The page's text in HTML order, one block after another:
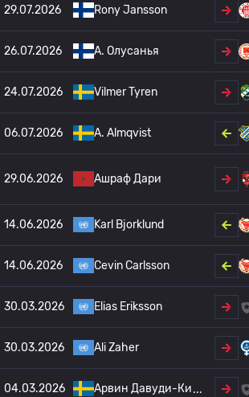
29.07.2026 Rony Jansson
26.07.2026 A. Олусанья
24.07.2026 Vilmer Tyren
06.07.2026 A. Almqvist
29.06.2026 Ашраф Дари
14.06.2026 Karl Bjorklund
14.06.2026 Cevin Carlsson
30.03.2026 Elias Eriksson
30.03.2026 Ali Zaher
04.03.2026 Арвин Давуди-Ки